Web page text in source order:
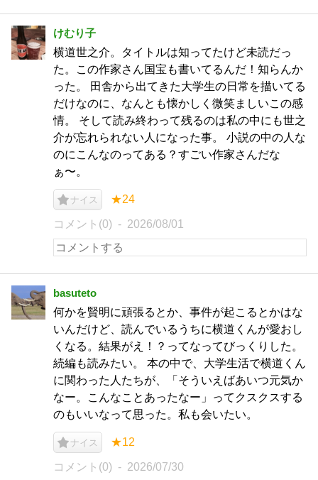
けむり子
横道世之介。タイトルは知ってたけど未読だっ
た。この作家さん国宝も書いてるんだ！知らんか
った。 田舎から出てきた大学生の日常を描いてる
だけなのに、なんとも懐かしく微笑ましいこの感
情。 そして読み終わって残るのは私の中にも世之
介が忘れられない人になった事。 小説の中の人な
のにこんなのってある？すごい作家さんだな
ぁ〜。
ナイス ★24
コメント(0) 2026/08/01
basuteto
何かを賢明に頑張るとか、事件が起こるとかはな
いんだけど、読んでいるうちに横道くんが愛おし
くなる。結果がえ！？ってなってびっくりした。
続編も読みたい。 本の中で、大学生活で横道くん
に関わった人たちが、「そういえばあいつ元気か
なー。こんなことあったなー」ってクスクスする
のもいいなって思った。私も会いたい。
ナイス ★12
コメント(0) 2026/07/30